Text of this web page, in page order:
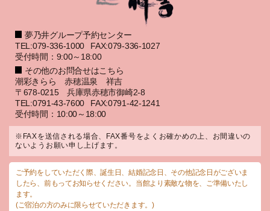
夢乃井グループ予約センター
TEL:079-336-1000
FAX:079-336-1027
受付時間：9:00～18:00
その他のお問合せはこちら
潮彩きらら 赤穂温泉 祥吉
〒678-0215 兵庫県赤穂市御崎2-8
TEL:0791-43-7600
FAX:0791-42-1241
受付時間：10:00～18:00
※FAXを送信される場合、FAX番号をよくお確かめの上、お間違いの
ないようお願い申し上げます。
ご予約をしていただく際、誕生日、結婚記念日、その他記念日がございま
したら、前もってお知らせください。当館より素敵な物を、ご準備いたし
ます。
(ご宿泊の方のみに限らせていただきます。)